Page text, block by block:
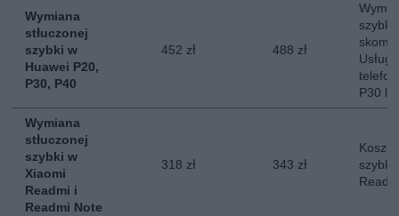
Wymiana
stłuczonej
szybki w
Huawei P20,
P30, P40
452 zł 488 zł
P30
Wymiana
stłuczonej
szybki w
Xiaomi
Readmi i
Readmi Note
318 zł 343 zł
Koszt
szybki